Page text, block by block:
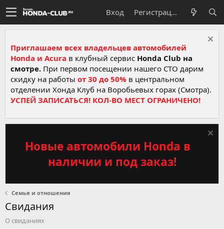
Вход Регистрация
Приглашаем всех владельцев автомобилей
Honda и Acura в клубный сервис Honda Club на
смотре. При первом посещении нашего СТО дарим
скидку на работы от 30 до 50% в центральном
отделении Хонда Клуб на Воробьевых горах (Смотра).
УСПЕЙ ЗАПИСАТЬСЯ! КОЛ-ВО МЕСТ ОГРАНИЧЕНО!
Новые автомобили Honda в
наличии и под заказ!
Семья и отношения
Свидания
О свиданиях